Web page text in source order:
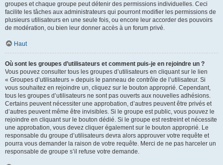
groupes et chaque groupe peut détenir des permissions individuelles. Ceci
facilite les tâches aux administrateurs qui pourront modifier les permissions de
plusieurs utilisateurs en une seule fois, ou encore leur accorder des pouvoirs
de modération, ou bien leur donner accès à un forum privé.
Haut
Où sont les groupes d’utilisateurs et comment puis-je en rejoindre un ?
Vous pouvez consulter tous les groupes d’utilisateurs en cliquant sur le lien
« Groupes d’utilisateurs » depuis le panneau de contrôle de l’utilisateur. Si
vous souhaitez en rejoindre un, cliquez sur le bouton approprié. Cependant,
tous les groupes d’utilisateurs ne sont pas ouverts aux nouvelles adhésions.
Certains peuvent nécessiter une approbation, d’autres peuvent être privés et
d’autres peuvent même être invisibles. Si le groupe est public, vous pouvez le
rejoindre en cliquant sur le bouton dédié. Si le groupe est restreint et nécessite
une approbation, vous devez cliquer également sur le bouton approprié. Le
responsable du groupe d’utilisateurs devra alors approuver votre requête et
pourra vous demander la raison de votre requête. Merci de ne pas harceler un
responsable de groupe s’il refuse votre demande.